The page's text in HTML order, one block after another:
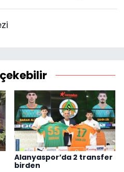
Alanyaspor’da 2 transfer
birden